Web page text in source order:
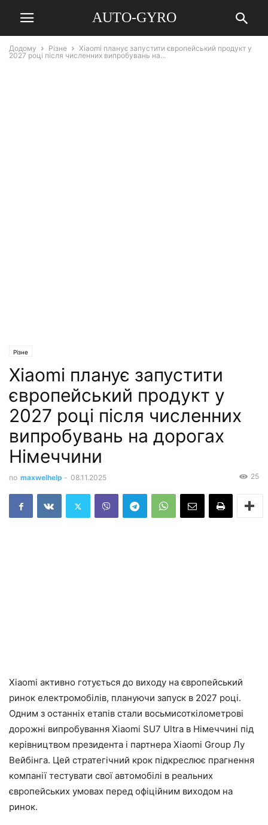
AUTO-GYRO
Додому Різне
Xiaomi планує запустити європейський продукт у
2027 році після численних випробувань на...
Різне
Xiaomi планує запустити
європейський продукт у
2027 році після численних
випробувань на дорогах
Німеччини
по maxwelhelp - 08.11.2025 25
Xiaomi активно готується до виходу на європейський
ринок електромобілів, плануючи запуск в 2027 році.
Одним з останніх етапів стали восьмисоткілометрові
дорожні випробування Xiaomi SU7 Ultra в Німеччині під
керівництвом президента і партнера Xiaomi Group Лу
Вейбінга. Цей стратегічний крок підкреслює прагнення
компанії тестувати свої автомобілі в реальних
європейських умовах перед офіційним виходом на
ринок.